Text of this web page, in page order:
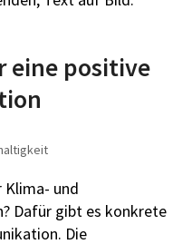
eine positive
Klima- und
Dafür gibt es konkrete
Die